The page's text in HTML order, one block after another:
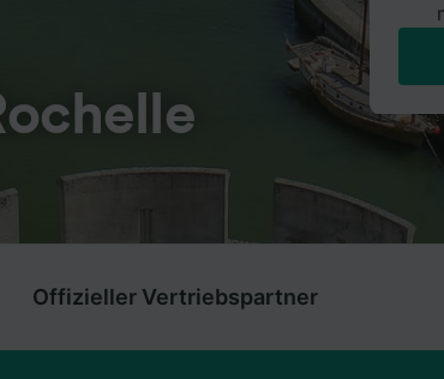
Offizieller Vertriebspartner